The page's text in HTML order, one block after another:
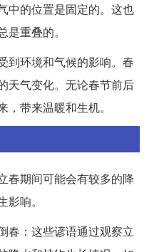
中的位置是固定的。这也
重叠的。
到环境和气候的影响。春
天气变化。无论春节前后
带来温暖和生机。
春期间可能会有较多的降
响。
春：这些谚语通过观察立